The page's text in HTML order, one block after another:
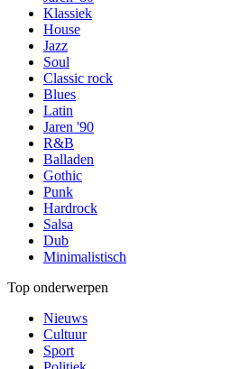
Klassiek
House
Jazz
Soul
Classic rock
Blues
Latin
Jaren '90
R&B
Balladen
Gothic
Punk
Hardrock
Salsa
Dub
Minimalistisch
Top onderwerpen
Nieuws
Cultuur
Sport